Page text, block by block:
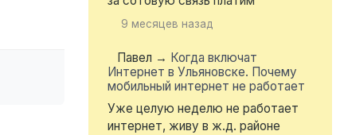
9 месяцев назад
Павел → Когда включат
Интернет в Ульяновске. Почему
мобильный интернет не работает
Уже целую неделю не работает
интернет, живу в ж.д. районе